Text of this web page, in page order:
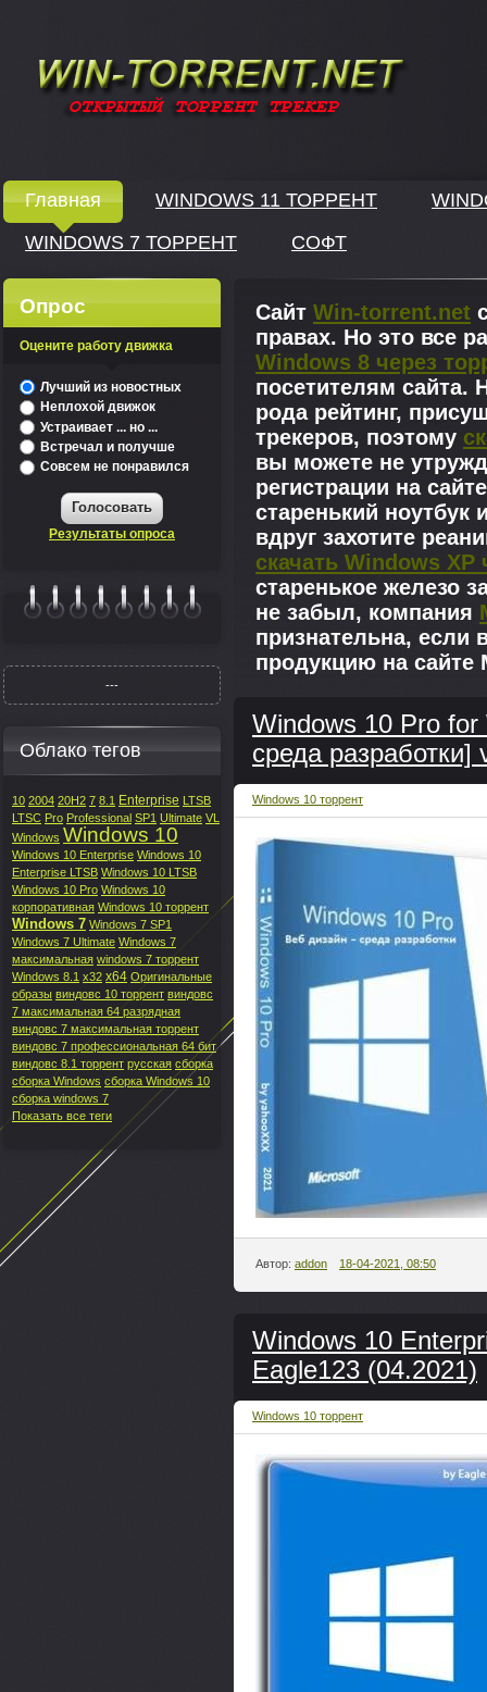
Главная WINDOWS 11 ТОРРЕНТ
WINDOWS 7 ТОРРЕНТ
СОФТ
Сайт Win-torrent.net
правах. Но это все
Windows 8 через
посетителям сайта.
рода рейтинг,
трекеров, поэтому
вы можете не
регистрации на
старенький
вдруг захотите
скачать Windows XP
старенькое железо
не забыл, компания
признательна, если
продукцию на сайте
Windows 10 Pro
среда
Windows 10 торрент
Автор: addon 18-04-2021, 08:50
Windows 10
Eagle123 (04.2021)
Windows 10 торрент
Опрос
Оцените работу движка
Лучший из новостных
Неплохой движок
Устраивает ... но ...
Встречал и получше
Совсем не понравился
Голосовать
Результаты опроса
---
Облако тегов
10 2004 20H2 7 8.1 Enterprise LTSB
LTSC Pro Professional SP1 Ultimate VL
Windows Windows 10
Windows 10 Enterprise Windows 10
Enterprise LTSB Windows 10 LTSB
Windows 10 Pro Windows 10
корпоративная Windows 10 торрент
Windows 7 Windows 7 SP1
Windows 7 Ultimate Windows 7
максимальная windows 7 торрент
Windows 8.1 x32 x64 Оригинальные
образы виндовс 10 торрент виндовс
7 максимальная 64 разрядная
виндовс 7 максимальная торрент
виндовс 7 профессиональная 64 бит
виндовс 8.1 торрент русская сборка
сборка Windows сборка Windows 10
сборка windows 7
Показать все теги